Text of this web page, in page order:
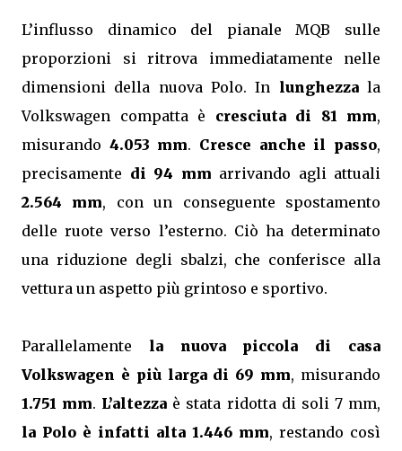
L’influsso dinamico del pianale MQB sulle
proporzioni si ritrova immediatamente nelle
dimensioni della nuova Polo. In lunghezzala
Volkswagen compatta è cresciuta di 81 mm,
misurando 4.053 mm. Cresce anche il passo,
precisamente di 94 mm arrivando agli attuali
2.564 mm, con un conseguente spostamento
delle ruote verso l’esterno. Ciò ha determinato
una riduzione degli sbalzi, che conferisce alla
vettura un aspetto più grintoso e sportivo.
Parallelamente la nuova piccola di casa
Volkswagen è più larga di 69 mm, misurando
1.751 mm. L’altezza è stata ridotta di soli 7 mm,
la Polo è infatti alta 1.446 mm, restando così